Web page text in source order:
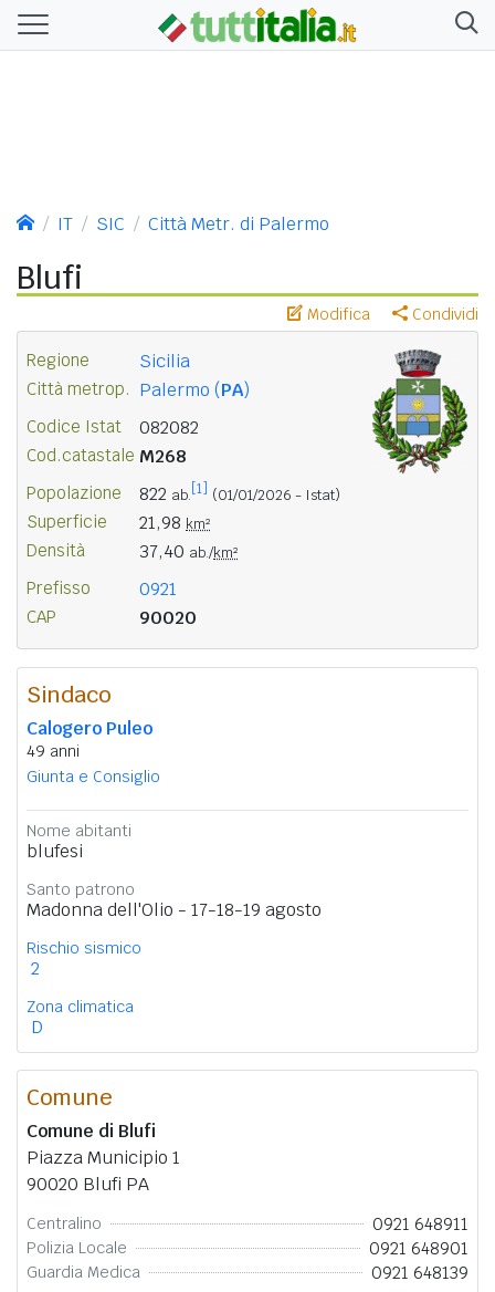
IT SIC Città Metr. di Palermo
Blufi
Modifica Condividi
Regione Sicilia
Città metrop. Palermo (PA)
Codice Istat 082082
Cod.catastale M268
Popolazione 822 ab. [1] (01/01/2026 - Istat)
Superficie 21,98 km²
Densità 37,40 ab./km²
Prefisso 0921
CAP 90020
Sindaco
Calogero Puleo
49 anni
Giunta e Consiglio
Nome abitanti
blufesi
Santo patrono
Madonna dell'Olio - 17-18-19 agosto
Rischio sismico
2
Zona climatica
D
Comune
Comune di Blufi
Piazza Municipio 1
90020 Blufi PA
Centralino 0921 648911
Polizia Locale 0921 648901
Guardia Medica 0921 648139